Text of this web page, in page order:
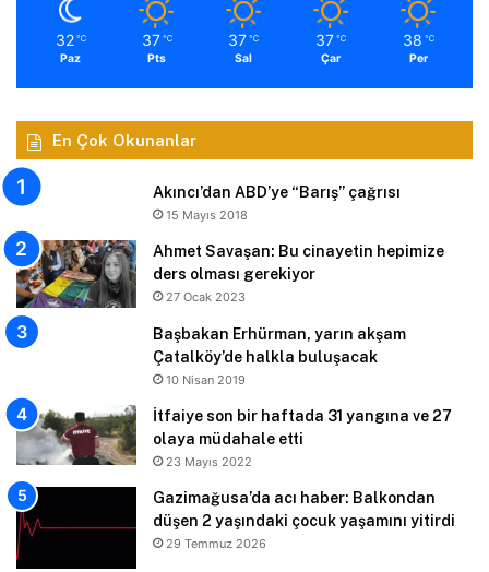
32 ℃
Paz
37 ℃
Pts
37 ℃
Sal
37 ℃
Çar
38 ℃
Per
En Çok Okunanlar
Akıncı’dan ABD’ye “Barış” çağrısı
15 Mayıs 2018
Ahmet Savaşan: Bu cinayetin hepimize
ders olması gerekiyor
27 Ocak 2023
Başbakan Erhürman, yarın akşam
Çatalköy’de halkla buluşacak
10 Nisan 2019
İtfaiye son bir haftada 31 yangına ve 27
olaya müdahale etti
23 Mayıs 2022
Gazimağusa’da acı haber: Balkondan
düşen 2 yaşındaki çocuk yaşamını yitirdi
29 Temmuz 2026